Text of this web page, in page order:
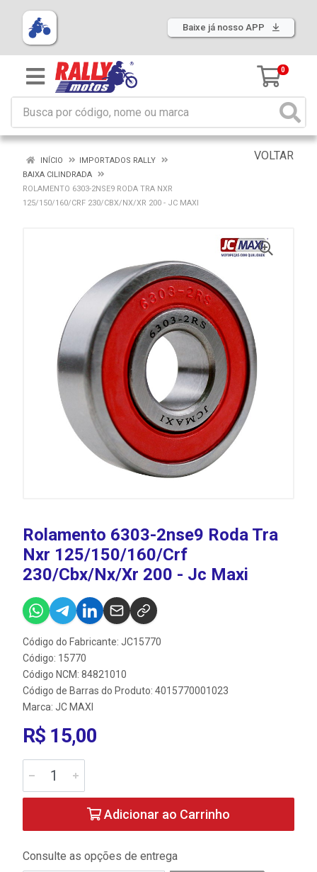
Baixe já nosso APP
0
VOLTAR
INÍCIO
IMPORTADOS RALLY
BAIXA CILINDRADA
ROLAMENTO 6303-2NSE9 RODA TRA NXR
125/150/160/CRF 230/CBX/NX/XR 200 - JC MAXI
Rolamento 6303-2nse9 Roda Tra
Nxr 125/150/160/Crf
230/Cbx/Nx/Xr 200 - Jc Maxi
Código do Fabricante: JC15770
Código: 15770
Código NCM: 84821010
Código de Barras do Produto: 4015770001023
Marca: JC MAXI
R$ 15,00
Adicionar ao Carrinho
Consulte as opções de entrega